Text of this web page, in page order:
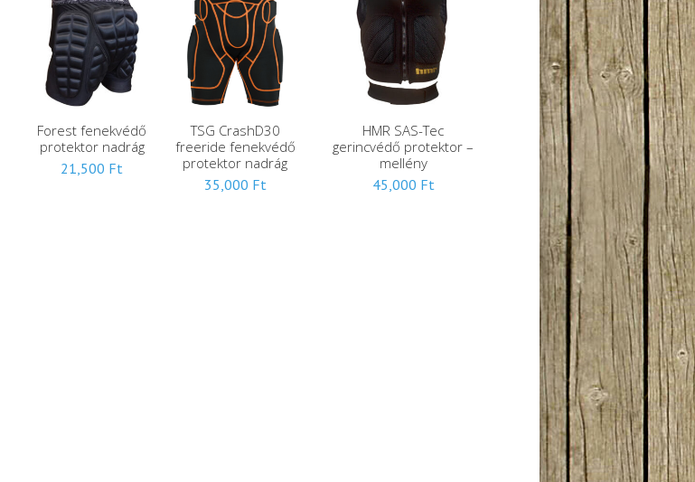
Forest fenekvédő
protektor nadrág
21,500 Ft
TSG CrashD30
freeride fenekvédő
protektor nadrág
35,000 Ft
HMR SAS-Tec
gerincvédő protektor –
mellény
45,000 Ft